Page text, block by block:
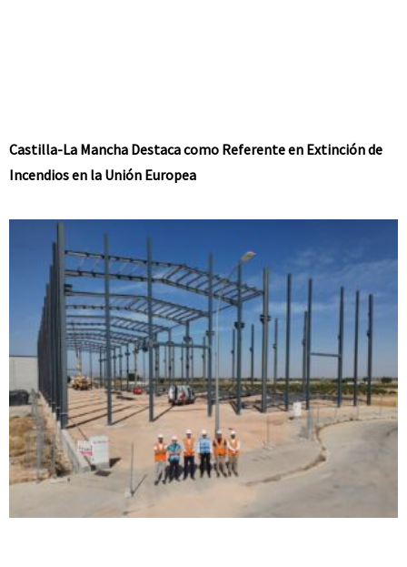
Castilla-La Mancha Destaca como Referente en Extinción de
Incendios en la Unión Europea